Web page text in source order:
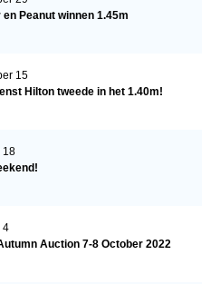
Peanut winnen 1.45m
15
Hilton tweede in het 1.40m!
18
4
Auction 7-8 October 2022